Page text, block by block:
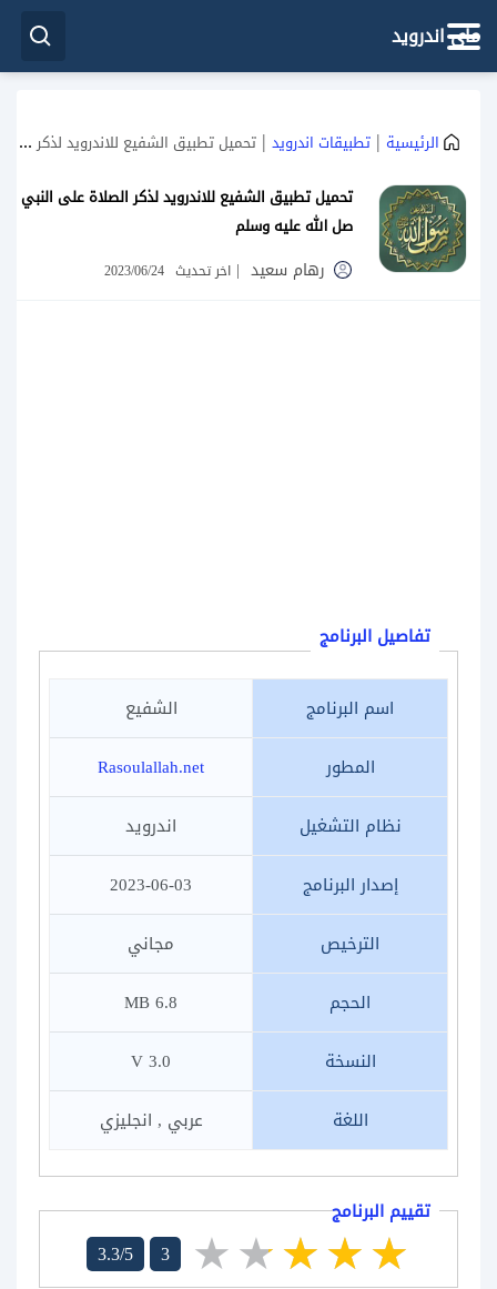
ماي اندرويد
الرئيسية | تطبيقات اندرويد | تحميل تطبيق الشفيع للاندرويد لذكر الصلاة على النبي صل الله عليه وسلم
تحميل تطبيق الشفيع للاندرويد لذكر الصلاة على النبي
صل الله عليه وسلم
رهام سعيد | اخر تحديث 2023/06/24
تفاصيل البرنامج
اسم البرنامج
الشفيع
المطور
Rasoulallah.net
نظام التشغيل
اندرويد
إصدار البرنامج
2023-06-03
الترخيص
مجاني
الحجم
6.8 MB
النسخة
3.0 V
اللغة
عربي , انجليزي
تقييم البرنامج
3.3/5 3